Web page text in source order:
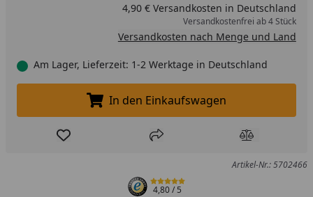
4,90 € Versandkosten in Deutschland
Versandkostenfrei ab 4 Stück
Versandkosten nach Menge und Land
Am Lager, Lieferzeit: 1-2 Werktage in Deutschland
In den Einkaufswagen legen
In den Einkaufswagen
Produkt zur Wunschliste hinzufügen
Teilen Produkt
Artikel-Nr.: 5702466
4,80/ 5